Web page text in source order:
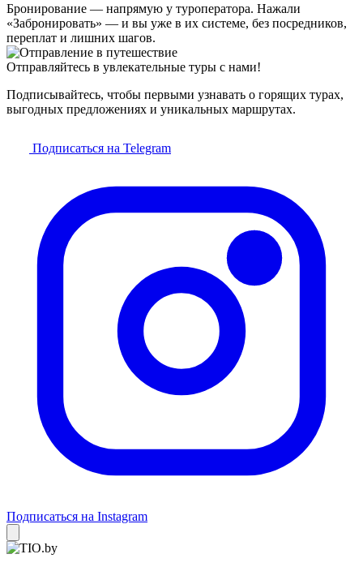
Бронирование — напрямую у туроператора. Нажали
«Забронировать» — и вы уже в их системе, без посредников,
переплат и лишних шагов.
Отправляйтесь в увлекательные туры с нами!
Подписывайтесь, чтобы первыми узнавать о горящих турах,
выгодных предложениях и уникальных маршрутах.
Подписаться на Telegram
Подписаться на Instagram